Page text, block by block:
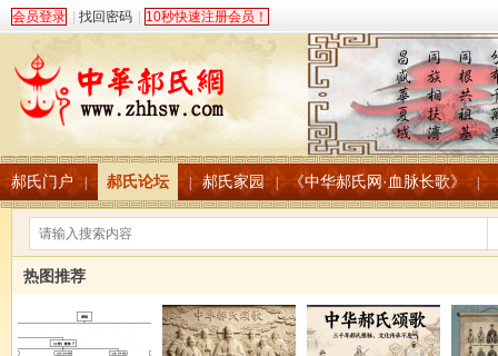
会员登录 找回密码 10秒快速注册会员！
郝氏门户 | 郝氏论坛 郝氏家园 《中华郝氏网·血脉长歌》
热图推荐